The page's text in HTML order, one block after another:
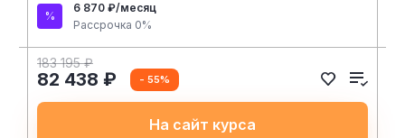
6 870 ₽/месяц
Рассрочка 0%
183 195 ₽
82 438 ₽ - 55%
На сайт курса